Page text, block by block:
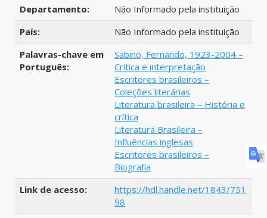
Departamento:
Não Informado pela instituição
País:
Não Informado pela instituição
Palavras-chave em
Português:
Sabino, Fernando, 1923-2004 –
Crítica e interpretação
Escritores brasileiros –
Coleções literárias
Literatura brasileira – História e
crítica
Literatura Brasileira –
Influências inglesas
Escritores brasileiros –
Biografia
Link de acesso:
https://hdl.handle.net/1843/751
98